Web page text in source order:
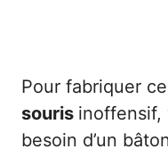
Pour fabriquer ce
souris inoffensif,
besoin d’un